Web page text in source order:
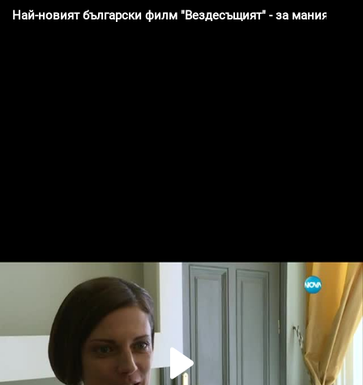
Най-новият български филм "Вездесъщият" - за манията